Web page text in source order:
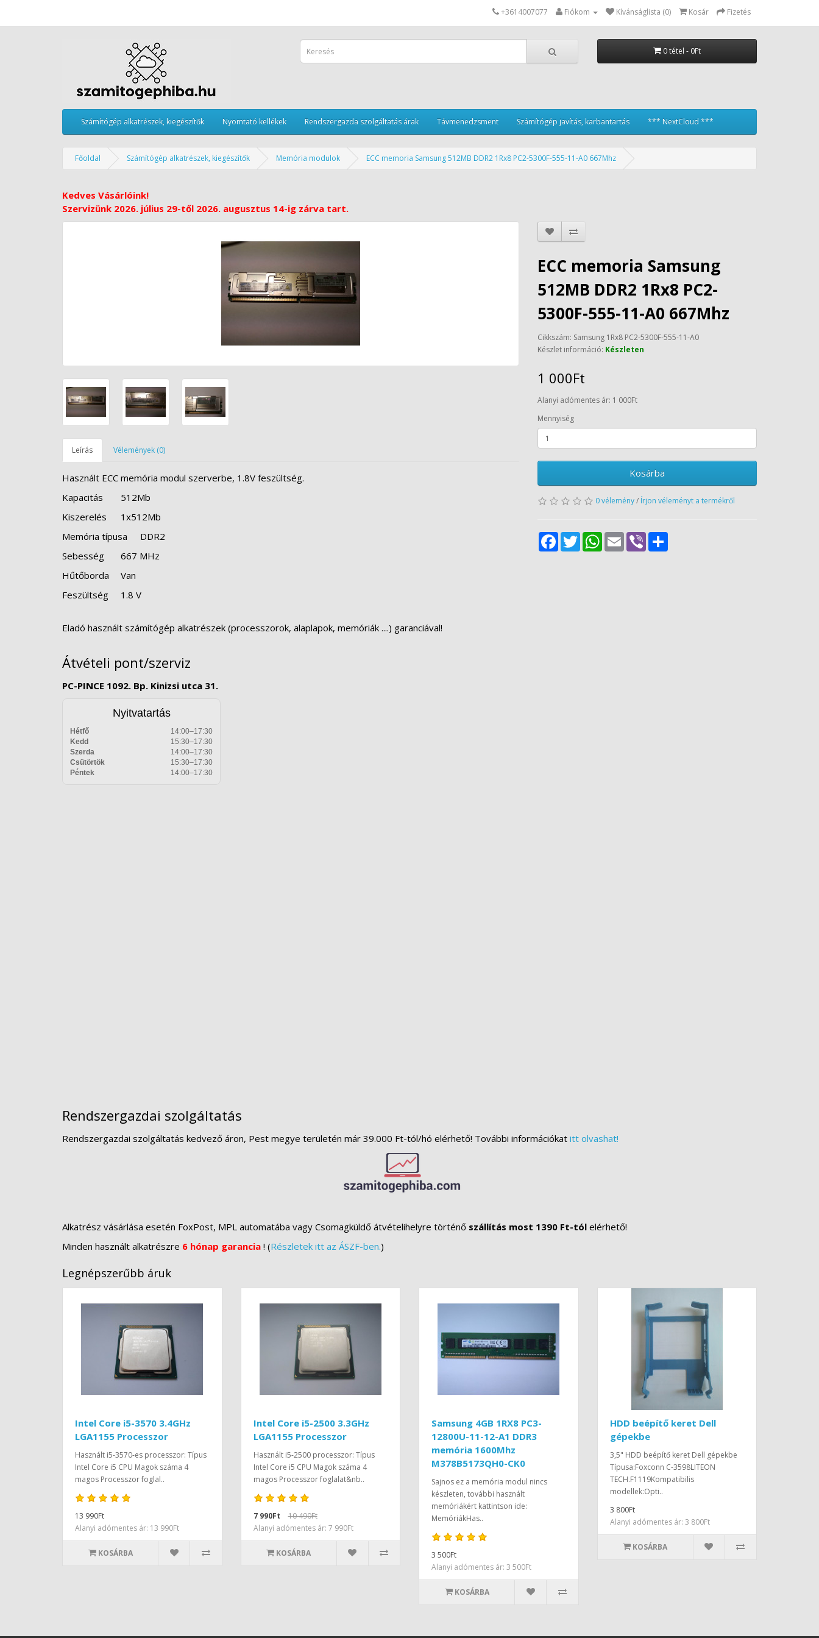
+3614007077 Fiókom Kívánságlista (0) Kosár Fizetés
0 tétel - 0Ft
Számítógép alkatrészek, kiegészítők Nyomtató kellékek Rendszergazda szolgáltatás árak Távmenedzsment Számítógép javítás, karbantartás *** NextCloud ***
Főoldal Számítógép alkatrészek, kiegészítők Memória modulok ECC memoria Samsung 512MB DDR2 1Rx8 PC2-5300F-555-11-A0 667Mhz
Kedves Vásárlóink!
Szervizünk 2026. július 29-től 2026. augusztus 14-ig zárva tart.
Leírás Vélemények (0)
Használt ECC memória modul szerverbe, 1.8V feszültség.
Kapacitás
512Mb
Kiszerelés
1x512Mb
Memória típusa
DDR2
Sebesség
667 MHz
Hűtőborda
Van
Feszültség
1.8 V
Eladó használt számítógép alkatrészek (processzorok, alaplapok, memóriák ....) garanciával!
ECC memoria Samsung
512MB DDR2 1Rx8 PC2-
5300F-555-11-A0 667Mhz
Cikkszám: Samsung 1Rx8 PC2-5300F-555-11-A0
Készlet információ: Készleten
1 000Ft
Alanyi adómentes ár: 1 000Ft
Mennyiség
Kosárba
0 vélemény/ Írjon véleményt a termékről
FacebookTwitter WhatsApp
Email Viber
Átvételi pont/szerviz
PC-PINCE 1092. Bp. Kinizsi utca 31.
Nyitvatartás
Hétfő
14:00–17:30
Kedd
15:30–17:30
Szerda
14:00–17:30
Csütörtök
15:30–17:30
Péntek
14:00–17:30
Rendszergazdai szolgáltatás
Rendszergazdai szolgáltatás kedvező áron, Pest megye területén már 39.000 Ft-tól/hó elérhető! További információkat itt olvashat!
Alkatrész vásárlása esetén FoxPost, MPL automatába vagy Csomagküldő átvételihelyre történő szállítás most 1390 Ft-tól elérhető!
Minden használt alkatrészre 6 hónap garancia ! (Részletek itt az ÁSZF-ben.)
Legnépszerűbb áruk
Intel Core i5-3570 3.4GHz
LGA1155 Processzor
Használt i5-3570-es processzor: Típus
Intel Core i5 CPU Magok száma 4
magos Processzor foglal..
13 990Ft
Alanyi adómentes ár: 13 990Ft
KOSÁRBA
Intel Core i5-2500 3.3GHz
LGA1155 Processzor
Használt i5-2500 processzor: Típus
Intel Core i5 CPU Magok száma 4
magos Processzor foglalat&nb..
7 990Ft
10 490Ft
Alanyi adómentes ár: 7 990Ft
KOSÁRBA
Samsung 4GB 1RX8 PC3-
12800U-11-12-A1 DDR3
memória 1600Mhz
M378B5173QH0-CK0
Sajnos ez a memória modul nincs
készleten, további használt
memóriákért kattintson ide:
MemóriákHas..
3 500Ft
Alanyi adómentes ár: 3 500Ft
KOSÁRBA
HDD beépítő keret Dell
gépekbe
3,5" HDD beépítő keret Dell gépekbe
Típusa:Foxconn C-3598LITEON
TECH.F1119Kompatibilis
modellek:Opti..
3 800Ft
Alanyi adómentes ár: 3 800Ft
KOSÁRBA